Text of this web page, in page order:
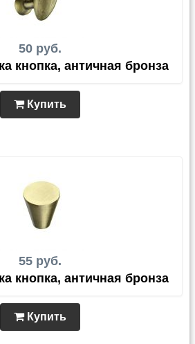
50 руб.
кнопка, античная бронза
Купить
55 руб.
кнопка, античная бронза
Купить